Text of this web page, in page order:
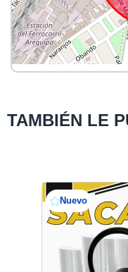
TAMBIÉN LE
Nuevo